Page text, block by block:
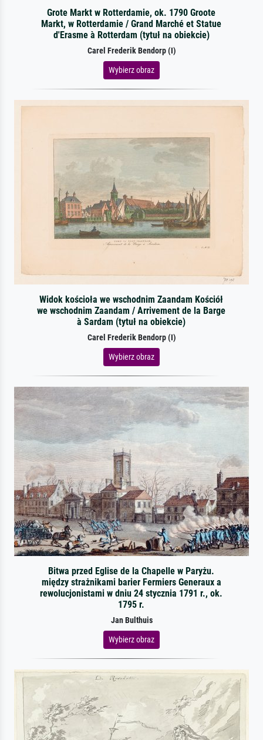
Grote Markt w Rotterdamie, ok. 1790 Groote
Markt, w Rotterdamie / Grand Marché et Statue
d'Erasme à Rotterdam (tytuł na obiekcie)
Carel Frederik Bendorp (I)
Wybierz obraz
Widok kościoła we wschodnim Zaandam Kościół
we wschodnim Zaandam / Arrivement de la Barge
à Sardam (tytuł na obiekcie)
Carel Frederik Bendorp (I)
Wybierz obraz
Bitwa przed Eglise de la Chapelle w Paryżu.
między strażnikami barier Fermiers Generaux a
rewolucjonistami w dniu 24 stycznia 1791 r., ok.
1795 r.
Jan Bulthuis
Wybierz obraz